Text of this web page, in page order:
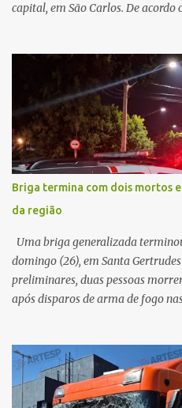
capital, em São Carlos. De
veículo, o trânsito estava lento e
realizadas na rodovia, momento
a violência da colisão, o
Testemunhas relataram que o
durante o acidente. O jovem
morreu ainda no local. Equipes
concessionária responsável pela
realizaram a sinalização da via,
vítima. No entanto, o óbito foi
acidente. A Polícia Militar
da ocorrência...
Briga termina com dois mortos
da região
Uma briga generalizada
domingo (26), em Santa
preliminares, duas pessoas
após disparos de arma de fogo
começado dentro do
externa, quando dois homens
diversos disparos. Duas vítimas